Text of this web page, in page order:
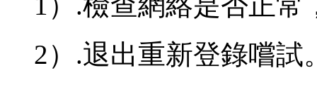
2）.退出重新登錄嚐試